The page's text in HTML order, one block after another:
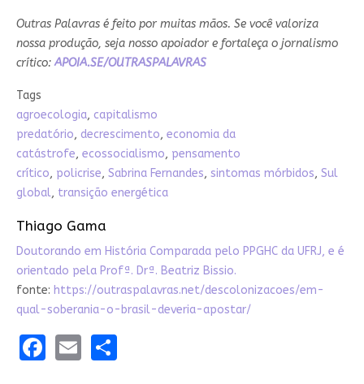
Outras Palavras é feito por muitas mãos. Se você valoriza
nossa produção, seja nosso apoiador e fortaleça o jornalismo
crítico: APOIA.SE/OUTRASPALAVRAS
Tags
agroecologia, capitalismo
predatório, decrescimento, economia da
catástrofe, ecossocialismo, pensamento
crítico, policrise, Sabrina Fernandes, sintomas mórbidos, Sul
global, transição energética
Thiago Gama
Doutorando em História Comparada pelo PPGHC da UFRJ, e é
orientado pela Profª. Drª. Beatriz Bissio.
fonte: https://outraspalavras.net/descolonizacoes/em-
qual-soberania-o-brasil-deveria-apostar/
Facebook
EmailShare